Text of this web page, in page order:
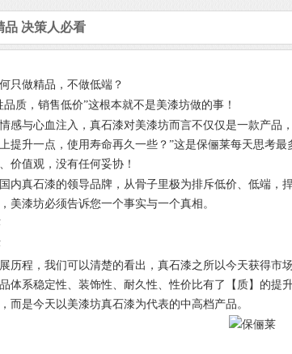
品 决策人必看
只做精品，不做低端？
质，销售低价”这根本就不是美漆坊做的事！
与心血注入，真石漆对美漆坊而言不仅仅是一款产品
提升一点，使用寿命再久一些？”这是保俪莱每天思考最
价值观，没有任何妥协！
真石漆的领导品牌，从骨子里极为排斥低价、低端，
美漆坊必须告诉您一个事实与一个真相。
程，我们可以清楚的看出，真石漆之所以今天获得市
体系稳定性、装饰性、耐久性、性价比有了【质】的提
而是今天以美漆坊真石漆为代表的中高档产品。